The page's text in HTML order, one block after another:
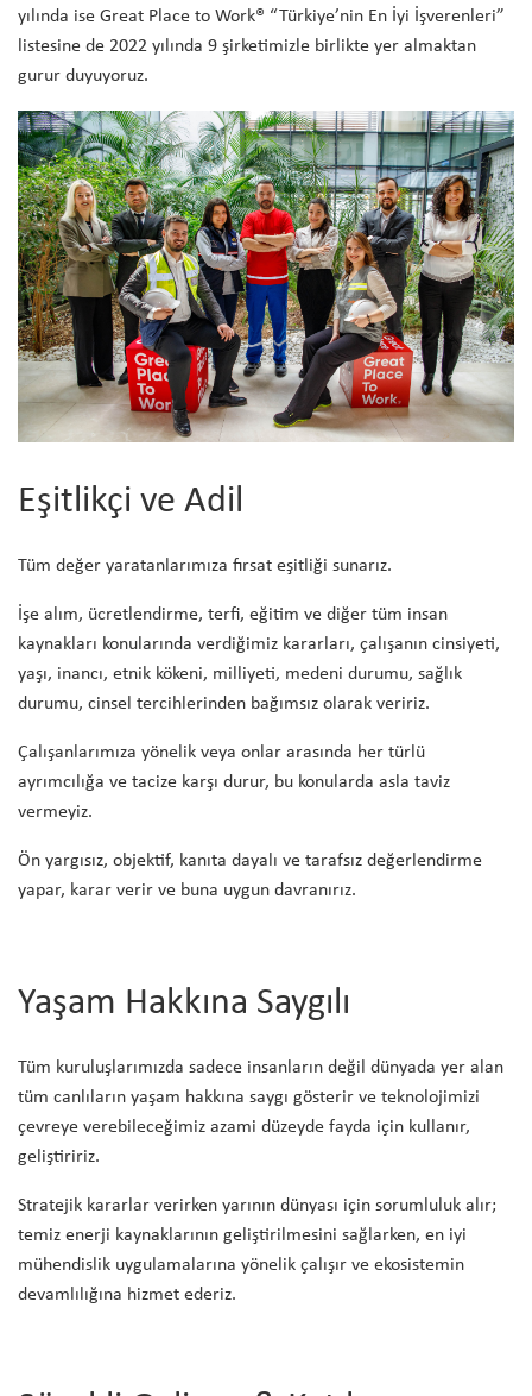
yılında ise Great Place to Work® “Türkiye’nin En İyi İşverenleri”
listesine de 2022 yılında 9 şirketimizle birlikte yer almaktan
gurur duyuyoruz.
Eşitlikçi ve Adil
Tüm değer yaratanlarımıza fırsat eşitliği sunarız.
İşe alım, ücretlendirme, terfi, eğitim ve diğer tüm insan
kaynakları konularında verdiğimiz kararları, çalışanın cinsiyeti,
yaşı, inancı, etnik kökeni, milliyeti, medeni durumu, sağlık
durumu, cinsel tercihlerinden bağımsız olarak veririz.
Çalışanlarımıza yönelik veya onlar arasında her türlü
ayrımcılığa ve tacize karşı durur, bu konularda asla taviz
vermeyiz.
Ön yargısız, objektif, kanıta dayalı ve tarafsız değerlendirme
yapar, karar verir ve buna uygun davranırız.
Yaşam Hakkına Saygılı
Tüm kuruluşlarımızda sadece insanların değil dünyada yer alan
tüm canlıların yaşam hakkına saygı gösterir ve teknolojimizi
çevreye verebileceğimiz azami düzeyde fayda için kullanır,
geliştiririz.
Stratejik kararlar verirken yarının dünyası için sorumluluk alır;
temiz enerji kaynaklarının geliştirilmesini sağlarken, en iyi
mühendislik uygulamalarına yönelik çalışır ve ekosistemin
devamlılığına hizmet ederiz.